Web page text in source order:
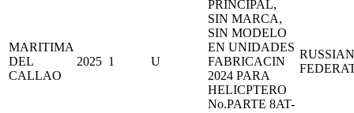
MARITIMA
DEL
CALLAO
2025 1 U
PRINCIPAL,
SIN MARCA,
SIN MODELO
EN UNIDADES
FABRICACIN
2024 PARA
HELICPTERO
No.PARTE 8AT-
RUSSIAN